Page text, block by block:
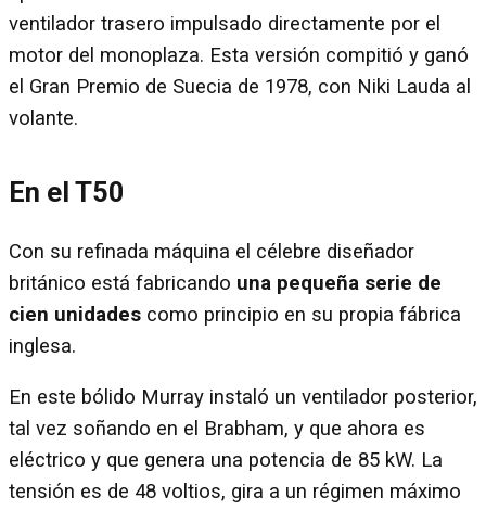
ventilador trasero impulsado directamente por el
motor del monoplaza. Esta versión compitió y ganó
el Gran Premio de Suecia de 1978, con Niki Lauda al
volante.
En el T50
Con su refinada máquina el célebre diseñador
británico está fabricando una pequeña serie de
cien unidades como principio en su propia fábrica
inglesa.
En este bólido Murray instaló un ventilador posterior,
tal vez soñando en el Brabham, y que ahora es
eléctrico y que genera una potencia de 85 kW. La
tensión es de 48 voltios, gira a un régimen máximo